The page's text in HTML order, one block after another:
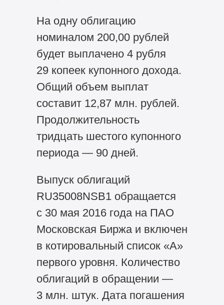
На одну облигацию
номиналом 200,00 рублей
будет выплачено 4 рубля
29 копеек купонного дохода.
Общий объем выплат
составит 12,87 млн. рублей.
Продолжительность
тридцать шестого купонного
периода — 90 дней.
Выпуск облигаций
RU35008NSB1 обращается
с 30 мая 2016 года на ПАО
Московская Биржа и включен
в котировальный список «А»
первого уровня. Количество
облигаций в обращении —
3 млн. штук. Дата погашения